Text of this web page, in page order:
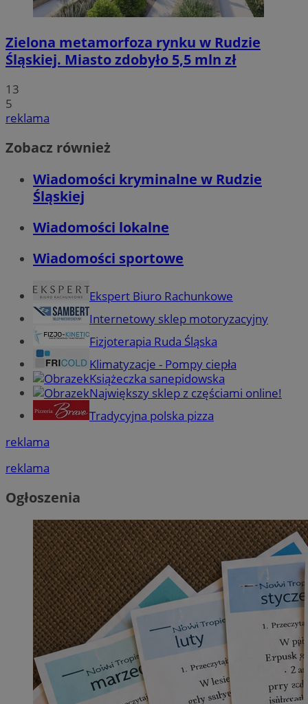
Zielona metamorfoza rynku w Rudzie
Śląskiej. Miasto zdobyło 5,5 mln zł
13
5
reklama
Zobacz również
Wiadomości kryminalne w Rudzie
Śląskiej
Wiadomości lokalne
Wiadomości sportowe
Ekspert Biuro Rachunkowe
Internetowy sklep motoryzacyjny
Fizjoterapia Ruda Śląska
Klimatyzacje - Pompy ciepła
Książeczka sanepidowska
Największy sklep z częściami online!
Tradycyjna polska pizza
reklama
reklama
Ogłoszenia